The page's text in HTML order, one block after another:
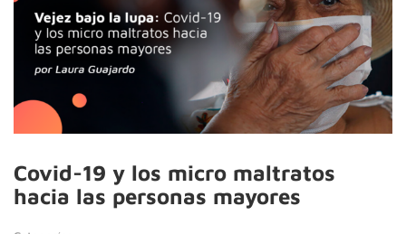
Covid-19 y los micro maltratos
hacia las personas mayores